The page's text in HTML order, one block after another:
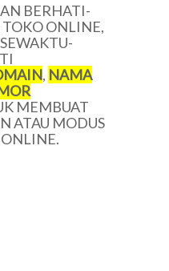
BERHATI-
ONLINE,
, NAMA
MEMBUAT
ATAU MODUS